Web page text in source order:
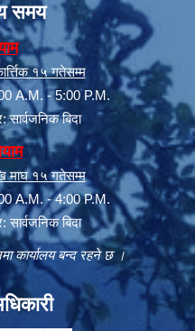
समय
१५ गतेसम्म
A.M. - 5:00 P.M.
सार्वजनिक बिदा
माघ १५ गतेसम्म
A.M. - 4:00 P.M.
सार्वजनिक बिदा
कार्यालय बन्द रहने छ ।